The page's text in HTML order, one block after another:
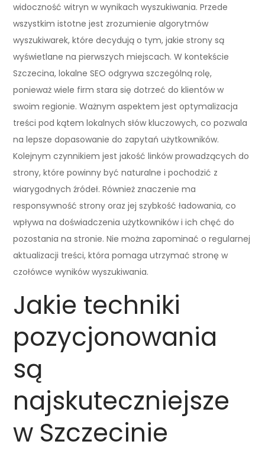
widoczność witryn w wynikach wyszukiwania. Przede
wszystkim istotne jest zrozumienie algorytmów
wyszukiwarek, które decydują o tym, jakie strony są
wyświetlane na pierwszych miejscach. W kontekście
Szczecina, lokalne SEO odgrywa szczególną rolę,
ponieważ wiele firm stara się dotrzeć do klientów w
swoim regionie. Ważnym aspektem jest optymalizacja
treści pod kątem lokalnych słów kluczowych, co pozwala
na lepsze dopasowanie do zapytań użytkowników.
Kolejnym czynnikiem jest jakość linków prowadzących do
strony, które powinny być naturalne i pochodzić z
wiarygodnych źródeł. Również znaczenie ma
responsywność strony oraz jej szybkość ładowania, co
wpływa na doświadczenia użytkowników i ich chęć do
pozostania na stronie. Nie można zapominać o regularnej
aktualizacji treści, która pomaga utrzymać stronę w
czołówce wyników wyszukiwania.
Jakie techniki
pozycjonowania
są
najskuteczniejsze
w Szczecinie